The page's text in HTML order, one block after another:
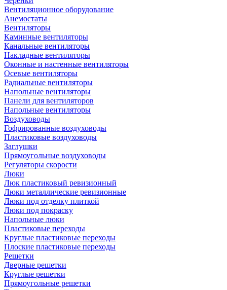
Вентиляционное оборудование
Анемостаты
Вентиляторы
Каминные вентиляторы
Канальные вентиляторы
Накладные вентиляторы
Оконные и настенные вентиляторы
Осевые вентиляторы
Радиальные вентиляторы
Напольные вентиляторы
Панели для вентиляторов
Напольные вентиляторы
Воздуховоды
Гофрированные воздуховоды
Пластиковые воздуховоды
Заглушки
Прямоугольные воздуховоды
Регуляторы скорости
Люки
Люк пластиковый ревизионный
Люки металлические ревизионные
Люки под отделку плиткой
Люки под покраску
Напольные люки
Пластиковые переходы
Круглые пластиковые переходы
Плоские пластиковые переходы
Решетки
Дверные решетки
Круглые решетки
Прямоугольные решетки